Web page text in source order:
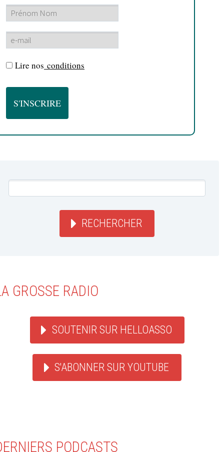
Lire nos conditions
RECHERCHER
GROSSE RADIO
SOUTENIR SUR HELLOASSO
S'ABONNER SUR YOUTUBE
PODCASTS